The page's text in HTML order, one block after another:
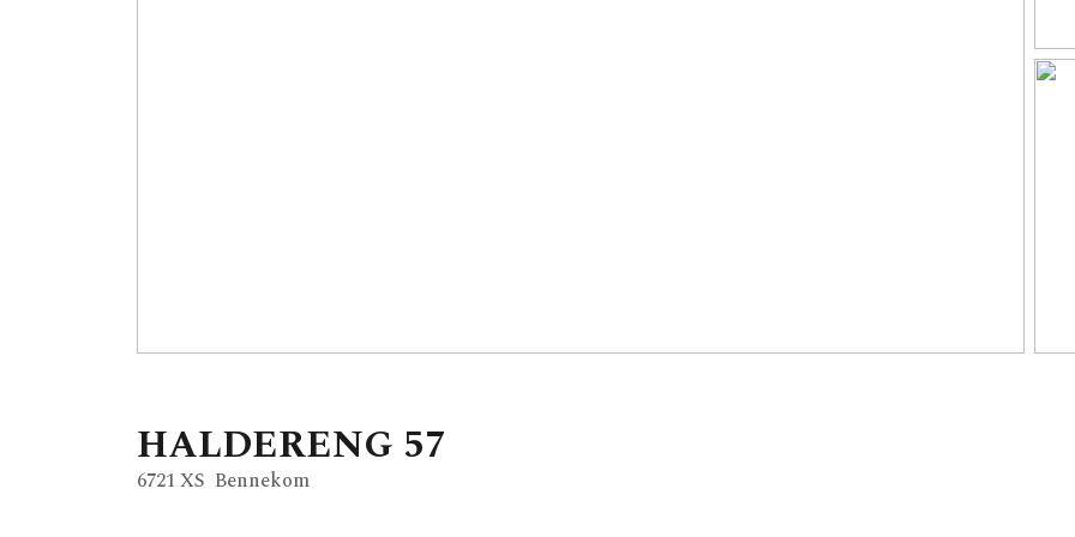
HALDERENG 57
6721 XS Bennekom